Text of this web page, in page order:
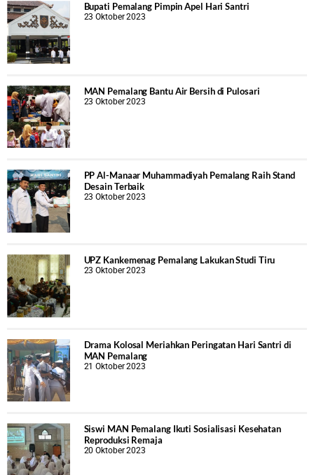
Bupati Pemalang Pimpin Apel Hari Santri
23 Oktober 2023
MAN Pemalang Bantu Air Bersih di Pulosari
23 Oktober 2023
PP Al-Manaar Muhammadiyah Pemalang Raih Stand
Desain Terbaik
23 Oktober 2023
UPZ Kankemenag Pemalang Lakukan Studi Tiru
23 Oktober 2023
Drama Kolosal Meriahkan Peringatan Hari Santri di
MAN Pemalang
21 Oktober 2023
Siswi MAN Pemalang Ikuti Sosialisasi Kesehatan
Reproduksi Remaja
20 Oktober 2023